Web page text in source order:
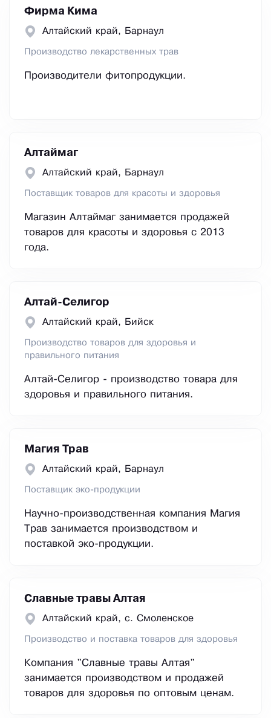
Фирма Кима
Алтайский край, Барнаул
Производство лекарственных трав
Производители фитопродукции.
Алтаймаг
Алтайский край, Барнаул
Поставщик товаров для красоты и здоровья
Магазин Алтаймаг занимается продажей
товаров для красоты и здоровья с 2013
года.
Алтай-Селигор
Алтайский край, Бийск
Производство товаров для здоровья и
правильного питания
Алтай-Селигор - производство товара для
здоровья и правильного питания.
Магия Трав
Алтайский край, Барнаул
Поставщик эко-продукции
Научно-производственная компания Магия
Трав занимается производством и
поставкой эко-продукции.
Славные травы Алтая
Алтайский край, с. Смоленское
Производство и поставка товаров для здоровья
Компания "Славные травы Алтая"
занимается производством и продажей
товаров для здоровья по оптовым ценам.